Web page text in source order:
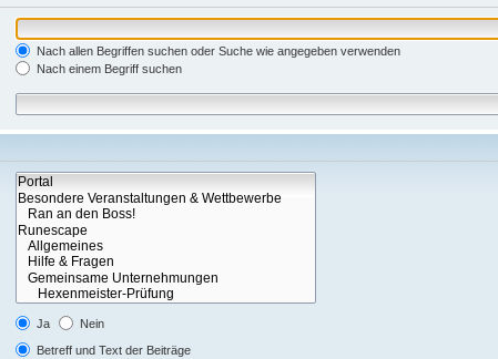
Nach allen Begriffen suchen oder Suche wie angegeben verwenden
Nach einem Begriff suchen
Ja
Nein
Betreff und Text der Beiträge